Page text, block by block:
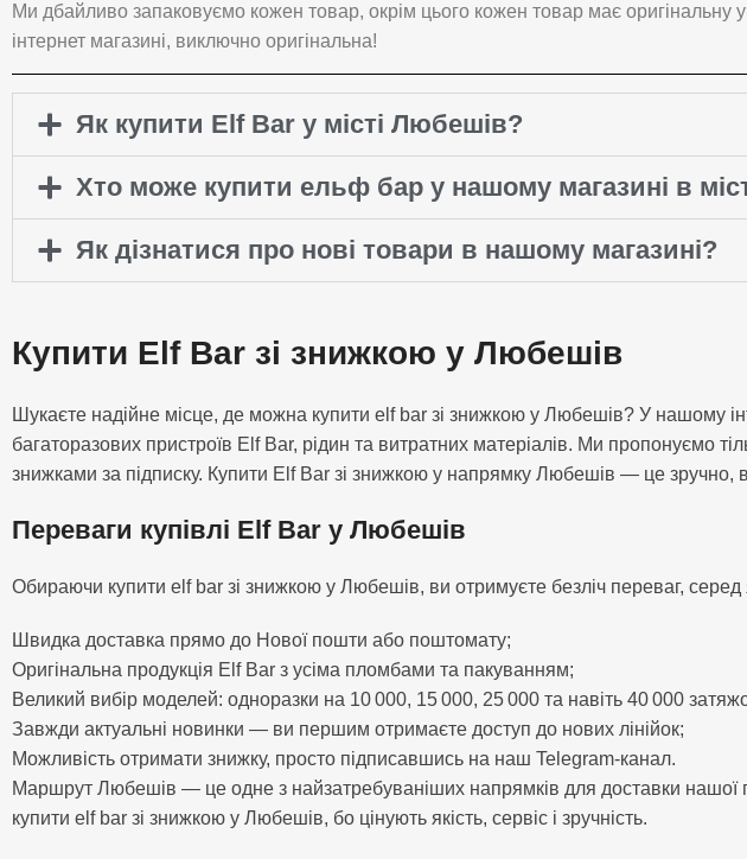
Ми дбайливо запаковуємо кожен товар, окрім цього кожен товар має
інтернет магазині, виключно оригінальна!
Як купити Elf Bar у місті Любешів?
Хто може купити ельф бар у нашому магазині в
Як дізнатися про нові товари в нашому магазині?
Купити Elf Bar зі знижкою у Любешів
Шукаєте надійне місце, де можна купити elf bar зі знижкою у Любешів? У нашому
багаторазових пристроїв Elf Bar, рідин та витратних матеріалів. Ми пропонуємо
знижками за підписку. Купити Elf Bar зі знижкою у напрямку Любешів — це зручно,
Переваги купівлі Elf Bar у Любешів
Обираючи купити elf bar зі знижкою у Любешів, ви отримуєте безліч переваг, серед
Швидка доставка прямо до Нової пошти або поштомату;
Оригінальна продукція Elf Bar з усіма пломбами та пакуванням;
Великий вибір моделей: одноразки на 10 000, 15 000, 25 000 та навіть 40 000
Завжди актуальні новинки — ви першим отримаєте доступ до нових лінійок;
Можливість отримати знижку, просто підписавшись на наш Telegram-канал.
Маршрут Любешів — це одне з найзатребуваніших напрямків для доставки нашої
купити elf bar зі знижкою у Любешів, бо цінують якість, сервіс і зручність.